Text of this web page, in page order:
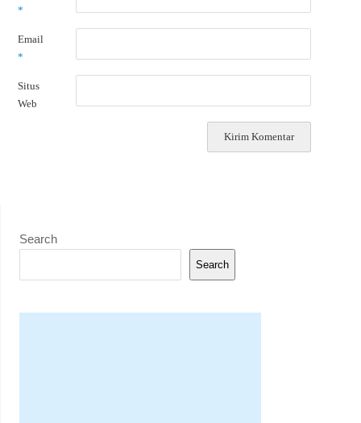
*
Email
*
Situs
Web
Search
Search